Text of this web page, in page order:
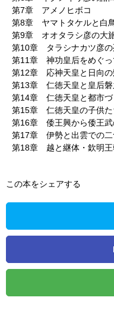
第7章 アメノヒボコ
第8章 ヤマトタケルと白
第9章 オオタラシ彦の大
第10章 タラシナカツ彦の
第11章 神功皇后をめぐっ
第12章 応神天皇と日向の
第13章 仁徳天皇と皇后磐
第14章 仁徳天皇と都市づ
第15章 仁徳天皇の子供た
第16章 倭王興から倭王武
第17章 伊勢と出雲での二
第18章 越と継体・欽明王
この本をシェアする